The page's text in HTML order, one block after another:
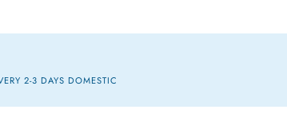
2-3 DAYS DOMESTIC